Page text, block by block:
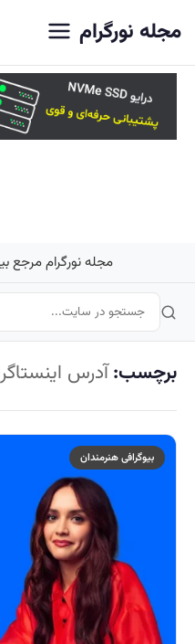
مجله نورگرام
مجله نورگرام مرجع
برچسب:آدرس
بیوگرافی هنرمندان